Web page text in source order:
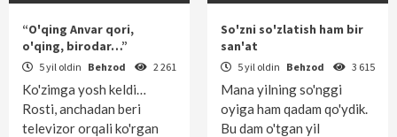
“O'qing Anvar qori,
o'qing, birodar…”
5 yil oldin Behzod 2 261
Ko'zimga yosh keldi…
Rosti, anchadan beri
televizor orqali ko'rgan
So'zni so'zlatish ham bir
san'at
5 yil oldin Behzod 3 615
Mana yilning so'nggi
oyiga ham qadam qo'ydik.
Bu dam o'tgan yil